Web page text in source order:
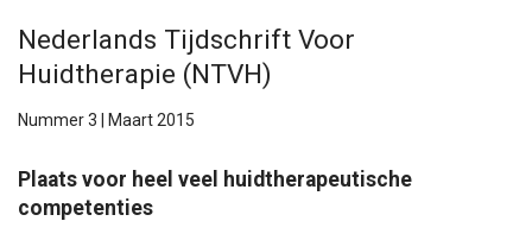
Nederlands Tijdschrift Voor
Huidtherapie (NTVH)
Nummer 3 | Maart 2015
Plaats voor heel veel huidtherapeutische
competenties